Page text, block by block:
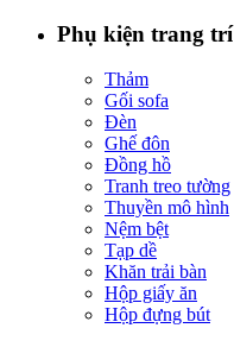
Phụ kiện trang trí
Thảm
Gối sofa
Đèn
Ghế đôn
Đồng hồ
Tranh treo tường
Thuyền mô hình
Nệm bệt
Tạp dề
Khăn trải bàn
Hộp giấy ăn
Hộp đựng bút